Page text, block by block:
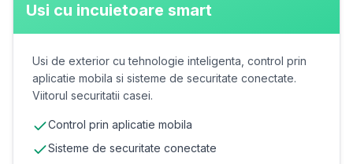
Usi cu incuietoare smart
Usi de exterior cu tehnologie inteligenta, control prin
aplicatie mobila si sisteme de securitate conectate.
Viitorul securitatii casei.
Control prin aplicatie mobila
Sisteme de securitate conectate